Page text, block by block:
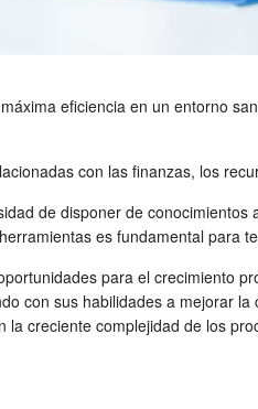
eficiencia en un entorno
con las finanzas, los
de disponer de
es fundamental para
para el crecimiento
con sus habilidades a mejorar
creciente complejidad de los